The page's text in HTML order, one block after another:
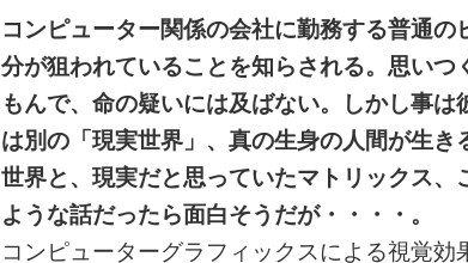
コンピューター関係の会社に勤務する普通
分が狙われていることを知らされる。思い
もんで、命の疑いには及ばない。しかし事は
は別の「現実世界」、真の生身の人間が生
世界と、現実だと思っていたマトリックス、
ような話だったら面白そうだが・・・・。
コンピューターグラフィックスによる視覚効